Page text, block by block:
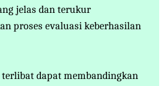
jelas dan terukur
proses evaluasi keberhasilan
dapat membandingkan